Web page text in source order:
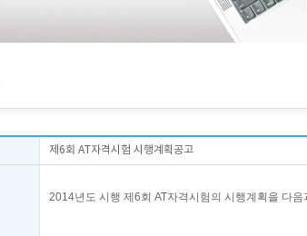
제6회 AT자격시험 시행계획공고
2014년도 시행 제6회 AT자격시험의 시행계획을 다